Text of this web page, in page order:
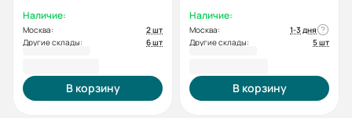
Наличие:
Москва:
2 шт
Другие склады:
6 шт
В корзину
Наличие:
Москва:
1-3 дня
Другие склады:
5 шт
В корзину